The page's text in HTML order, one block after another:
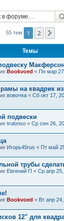
55 тем 1 2
Темы
Макферсон
Bookvoed « Пн мар
на квадрик
вовочка « Сб окт 17,
подвески
trulonso « Ср сен 26,
Игорь45rus « Пт май
трубы
Евгений П « Ср апр
Bookvoed « Вт апр
12" для